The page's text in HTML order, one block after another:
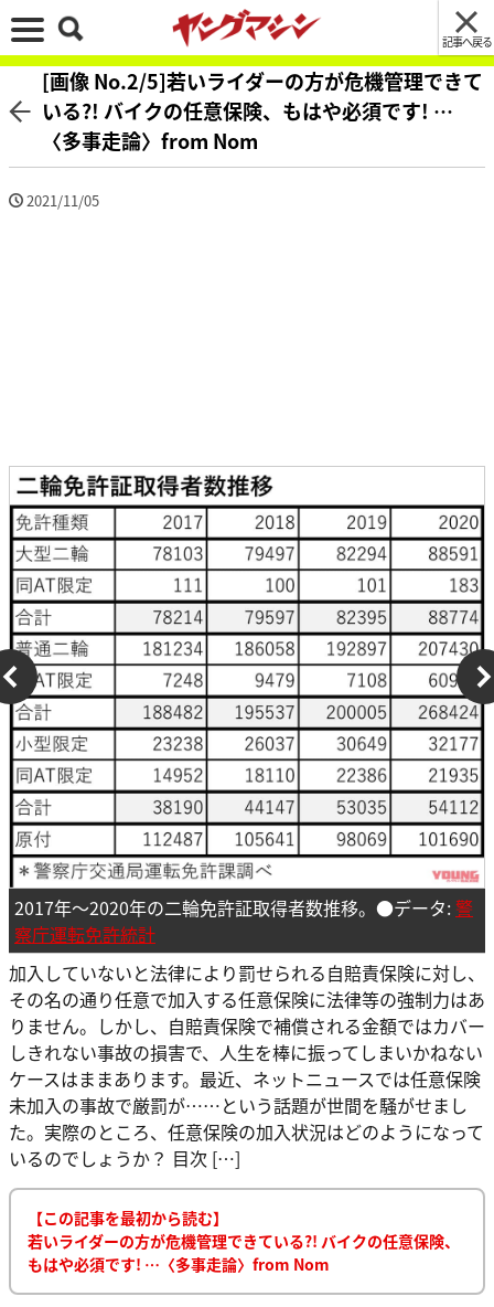
記事へ戻る
[画像 No.2/5]若いライダーの方が危機管理できて
いる?! バイクの任意保険、もはや必須です! …
〈多事走論〉from Nom
2021/11/05
2017年～2020年の二輪免許証取得者数推移。●データ:警
察庁運転免許統計
加入していないと法律により罰せられる自賠責保険に対し、
その名の通り任意で加入する任意保険に法律等の強制力はあ
りません。しかし、自賠責保険で補償される金額ではカバー
しきれない事故の損害で、人生を棒に振ってしまいかねない
ケースはままあります。最近、ネットニュースでは任意保険
未加入の事故で厳罰が……という話題が世間を騒がせまし
た。実際のところ、任意保険の加入状況はどのようになって
いるのでしょうか？ 目次 […]
【この記事を最初から読む】
若いライダーの方が危機管理できている?! バイクの任意保険、
もはや必須です! …〈多事走論〉from Nom